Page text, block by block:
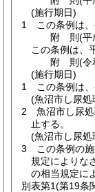
(施行期日)
1
この条例は
附 則(平
この条例は、
附 則(令
(施行期日)
1
この条例は
(魚沼市し尿処
2
魚沼市し尿
止する。
(魚沼市し尿処
3
この条例の
規定によりな
の相当規定に
別表第1(第19条